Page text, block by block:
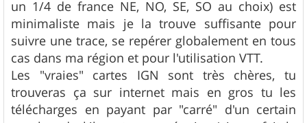
un 1/4 de france NE, NO, SE, SO au choix) est
minimaliste mais je la trouve suffisante pour
suivre une trace, se repérer globalement en tous
cas dans ma région et pour l'utilisation VTT.
Les "vraies" cartes IGN sont très chères, tu
trouveras ça sur internet mais en gros tu les
télécharges en payant par "carré" d'un certain